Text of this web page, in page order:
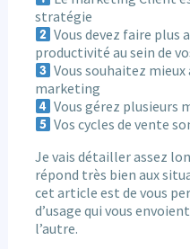
stratégie
Vous devez faire plus
productivité au sein de
Vous souhaitez
marketing
Vous gérez plusieurs
Vos cycles de vente
Je vais détailler assez
répond très bien aux
cet article est de vous
d’usage qui vous
l’autre.